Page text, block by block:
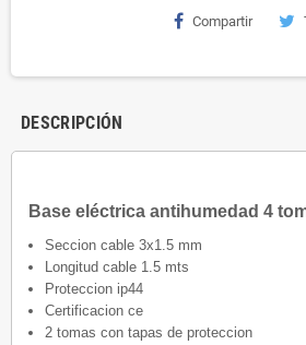
Compartir
DESCRIPCIÓN
Base eléctrica antihumedad 4
Seccion cable 3x1.5 mm
Longitud cable 1.5 mts
Proteccion ip44
Certificacion ce
2 tomas con tapas de proteccion